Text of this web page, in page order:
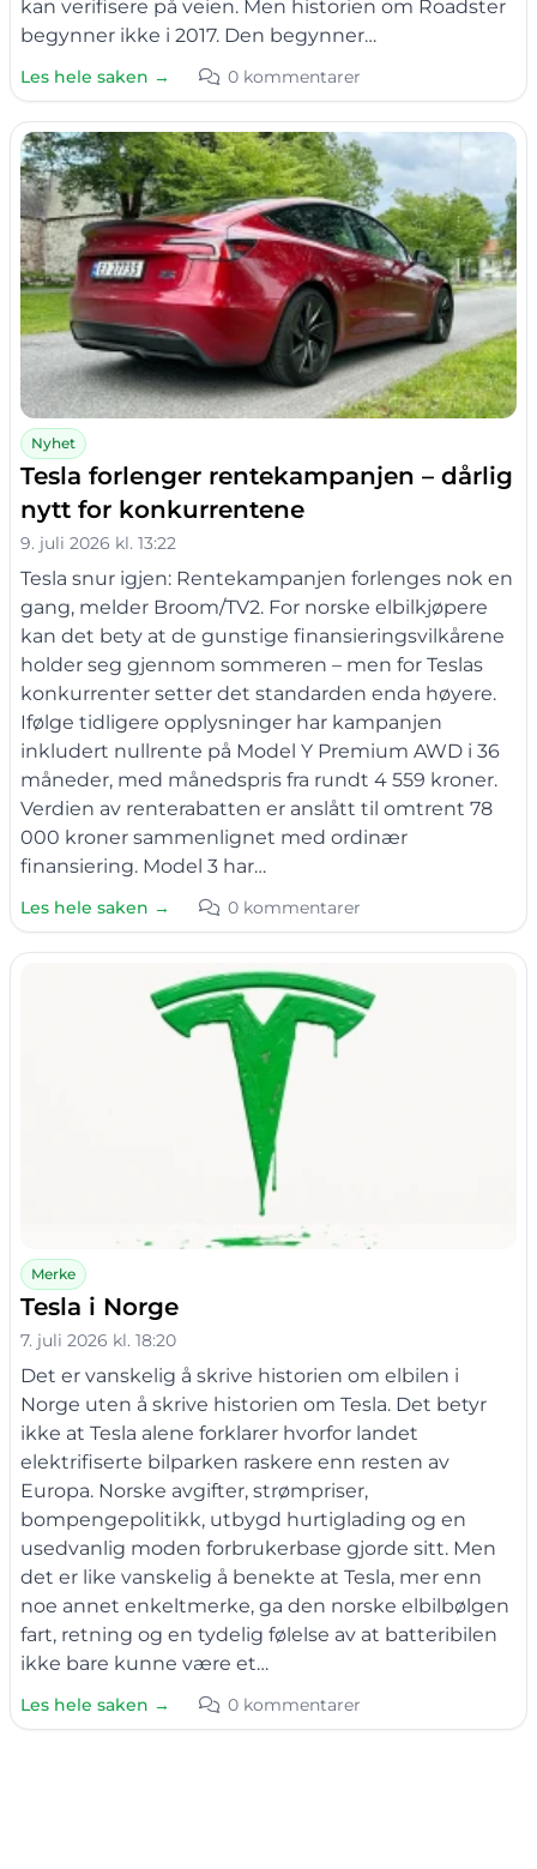
kan verifisere på veien. Men historien om Roadster
begynner ikke i 2017. Den begynner…
Les hele saken → 0 kommentarer
Nyhet
Tesla forlenger rentekampanjen – dårlig
nytt for konkurrentene
9. juli 2026 kl. 13:22
Tesla snur igjen: Rentekampanjen forlenges nok en
gang, melder Broom/TV2. For norske elbilkjøpere
kan det bety at de gunstige finansieringsvilkårene
holder seg gjennom sommeren – men for Teslas
konkurrenter setter det standarden enda høyere.
Ifølge tidligere opplysninger har kampanjen
inkludert nullrente på Model Y Premium AWD i 36
måneder, med månedspris fra rundt 4 559 kroner.
Verdien av renterabatten er anslått til omtrent 78
000 kroner sammenlignet med ordinær
finansiering. Model 3 har…
Les hele saken → 0 kommentarer
Merke
Tesla i Norge
7. juli 2026 kl. 18:20
Det er vanskelig å skrive historien om elbilen i
Norge uten å skrive historien om Tesla. Det betyr
ikke at Tesla alene forklarer hvorfor landet
elektrifiserte bilparken raskere enn resten av
Europa. Norske avgifter, strømpriser,
bompengepolitikk, utbygd hurtiglading og en
usedvanlig moden forbrukerbase gjorde sitt. Men
det er like vanskelig å benekte at Tesla, mer enn
noe annet enkeltmerke, ga den norske elbilbølgen
fart, retning og en tydelig følelse av at batteribilen
ikke bare kunne være et…
Les hele saken → 0 kommentarer